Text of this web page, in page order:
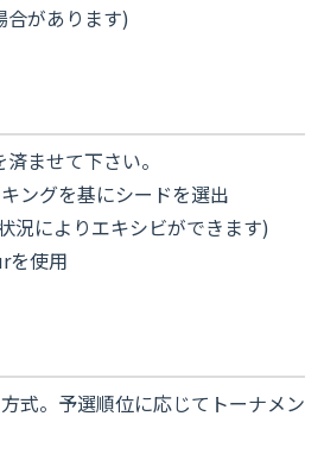
合があります)
ませて下さい。
ングを基にシードを選出
況によりエキシビができます)
を使用
式。予選順位に応じてトーナメン